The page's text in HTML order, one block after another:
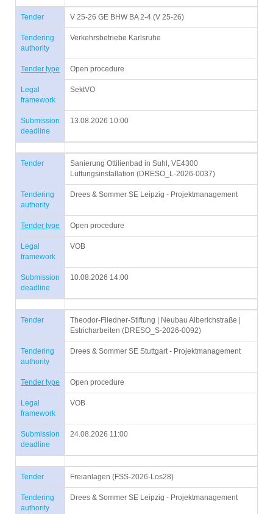
Tender V 25-26 GE BHW BA 2-4 (V 25-26)
Tendering
authority
Verkehrsbetriebe Karlsruhe
Tender type Open procedure
Legal
framework
SektVO
Submission
deadline
13.08.2026 10:00
Tender
Sanierung Ottilienbad in Suhl, VE4300
Lüftungsinstallation (DRESO_L-2026-0037)
Tendering
authority
Drees & Sommer SE Leipzig - Projektmanagement
Tender type Open procedure
Legal
framework
VOB
Submission
deadline
10.08.2026 14:00
Tender
Theodor-Fliedner-Stiftung | Neubau Alberichstraße |
Estricharbeiten (DRESO_S-2026-0092)
Tendering
authority
Drees & Sommer SE Stuttgart - Projektmanagement
Tender type Open procedure
Legal
framework
VOB
Submission
deadline
24.08.2026 11:00
Tender Freianlagen (FSS-2026-Los28)
Tendering
authority
Drees & Sommer SE Leipzig - Projektmanagement